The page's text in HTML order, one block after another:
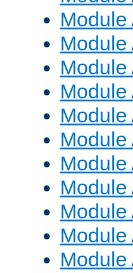
Module
Module
Module
Module
Module
Module
Module
Module